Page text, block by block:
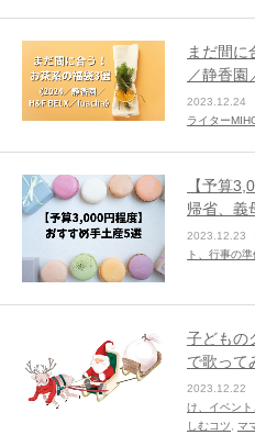
まだ間
／静香園
2023.12.24
ライター
【予算
帰省、義
2023.12.23
ト、行事の
子どもの
で歌って
2023.12.22
け、イベン
しむコツ
マ